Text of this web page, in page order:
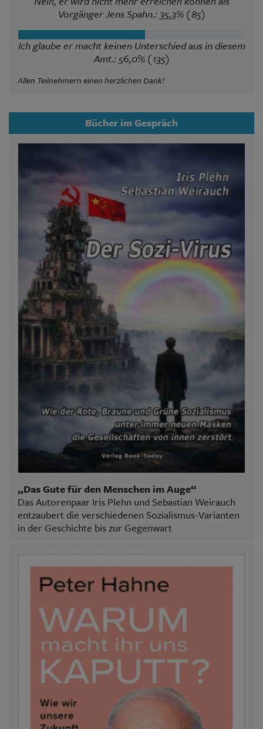
Vorgänger Jens Spahn.: 35,3% (85)
Ich glaube er macht keinen Unterschied aus in diesem
Amt.: 56,0% (135)
Allen Teilnehmern einen herzlichen Dank!
Bücher im Gespräch
„Das Gute für den Menschen im Auge“
Das Autorenpaar Iris Plehn und Sebastian Weirauch
entzaubert die verschiedenen Sozialismus-Varianten
in der Geschichte bis zur Gegenwart